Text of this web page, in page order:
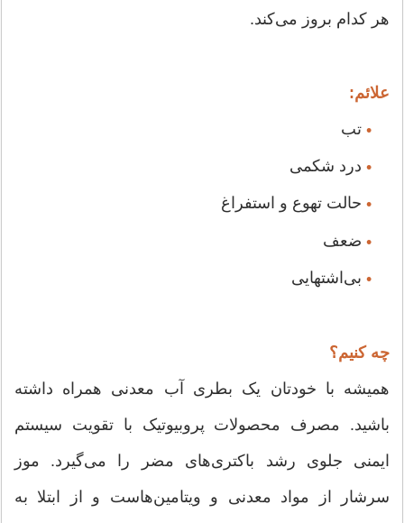
هر کدام بروز می‌کند.
علائم:
• تب
• درد شکمی
• حالت تهوع و استفراغ
• ضعف
• بی‌اشتهایی
چه کنیم؟
همیشه با خودتان یک بطری آب معدنی همراه داشته
باشید. مصرف محصولات پروبیوتیک با تقویت سیستم
ایمنی جلوی رشد باکتری‌های مضر را می‌گیرد. موز
سرشار از مواد معدنی و ویتامین‌هاست و از ابتلا به